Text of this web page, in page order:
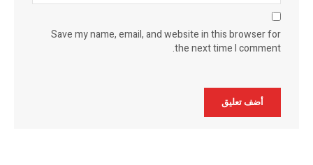
Save my name, email, and website in this browser for
the next time I comment.